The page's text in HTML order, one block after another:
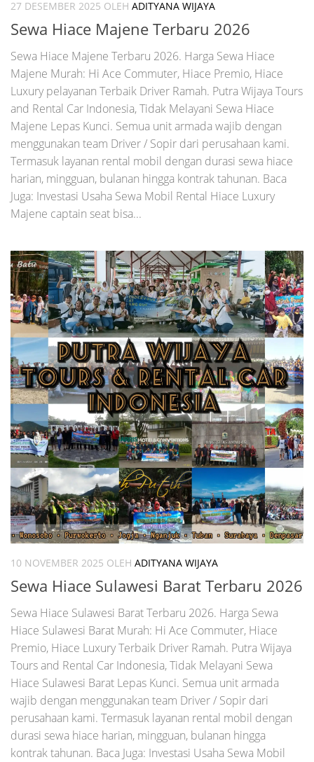
27 DESEMBER 2025 OLEH ADITYANA WIJAYA
Sewa Hiace Majene Terbaru 2026
Sewa Hiace Majene Terbaru 2026. Harga Sewa Hiace
Majene Murah: Hi Ace Commuter, Hiace Premio, Hiace
Luxury pelayanan Terbaik Driver Ramah. Putra Wijaya Tours
and Rental Car Indonesia, Tidak Melayani Sewa Hiace
Majene Lepas Kunci. Semua unit armada wajib dengan
menggunakan team Driver / Sopir dari perusahaan kami.
Termasuk layanan rental mobil dengan durasi sewa hiace
harian, mingguan, bulanan hingga kontrak tahunan. Baca
Juga: Investasi Usaha Sewa Mobil Rental Hiace Luxury
Majene captain seat bisa...
10 NOVEMBER 2025 OLEH ADITYANA WIJAYA
Sewa Hiace Sulawesi Barat Terbaru 2026
Sewa Hiace Sulawesi Barat Terbaru 2026. Harga Sewa
Hiace Sulawesi Barat Murah: Hi Ace Commuter, Hiace
Premio, Hiace Luxury Terbaik Driver Ramah. Putra Wijaya
Tours and Rental Car Indonesia, Tidak Melayani Sewa
Hiace Sulawesi Barat Lepas Kunci. Semua unit armada
wajib dengan menggunakan team Driver / Sopir dari
perusahaan kami. Termasuk layanan rental mobil dengan
durasi sewa hiace harian, mingguan, bulanan hingga
kontrak tahunan. Baca Juga: Investasi Usaha Sewa Mobil